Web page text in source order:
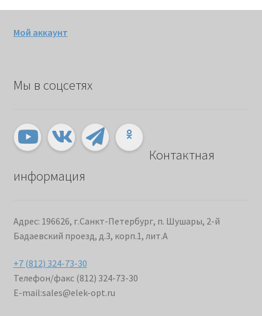
Мой аккаунт
Мы в соцсетях
Контактная
информация
Адрес: 196626, г.Санкт-Петербург, п. Шушары, 2-й
Бадаевский проезд, д.3, корп.1, лит.А
+7 (812) 324-73-30
Телефон/факс (812) 324-73-30
E-mail:sales@elek-opt.ru